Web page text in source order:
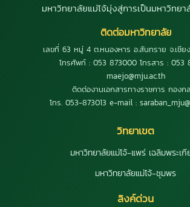
มหาวิทยาลัยแม่โจ้มุ่งสู่การเป็นมหาวิทยา
ติดต่อมหาวิทยาลัย
เลขที่ 63 หมู่ 4 ต.หนองหาร อ.สันทราย จ.เชีย
โทรศัพท์ : 053 873000 โทรสาร : 053
maejo@mju.ac.th
ติดต่องานเอกสารทางราชการ กองก
โทร. 053-873013 e-mail :
วิทยาเขต
มหาวิทยาลัยแม่โจ้-แพร่ เฉลิมพระเกี
มหาวิทยาลัยแม่โจ้-ชุมพร
ลิงค์ด่วน